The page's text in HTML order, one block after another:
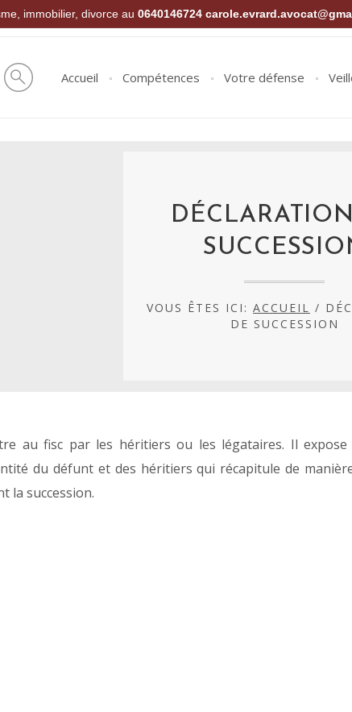
immobilier, divorce au 0640146724
Accueil Compétences Votre défense
VOUS ÊTES ICI: ACCUEIL /
DE SUCCESSION
au fisc par les héritiers ou les légataires. Il
du défunt et des héritiers qui récapitule de
la succession.